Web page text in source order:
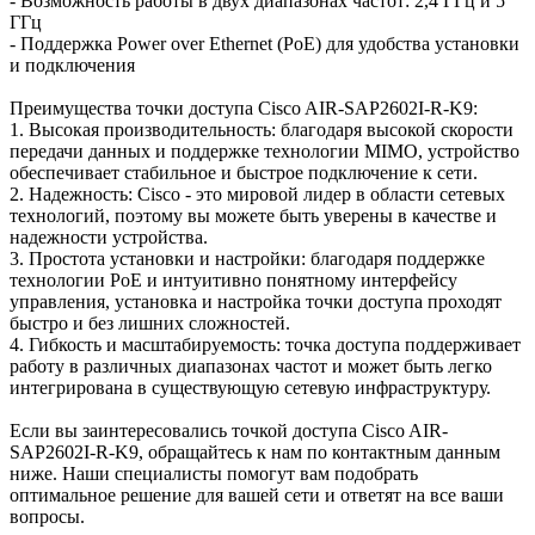
ГГц
- Поддержка Power over Ethernet (PoE) для удобства установки
и подключения
Преимущества точки доступа Cisco AIR-SAP2602I-R-K9:
1. Высокая производительность: благодаря высокой скорости
передачи данных и поддержке технологии MIMO, устройство
обеспечивает стабильное и быстрое подключение к сети.
2. Надежность: Cisco - это мировой лидер в области сетевых
технологий, поэтому вы можете быть уверены в качестве и
надежности устройства.
3. Простота установки и настройки: благодаря поддержке
технологии PoE и интуитивно понятному интерфейсу
управления, установка и настройка точки доступа проходят
быстро и без лишних сложностей.
4. Гибкость и масштабируемость: точка доступа поддерживает
работу в различных диапазонах частот и может быть легко
интегрирована в существующую сетевую инфраструктуру.
Если вы заинтересовались точкой доступа Cisco AIR-
SAP2602I-R-K9, обращайтесь к нам по контактным данным
ниже. Наши специалисты помогут вам подобрать
оптимальное решение для вашей сети и ответят на все ваши
вопросы.